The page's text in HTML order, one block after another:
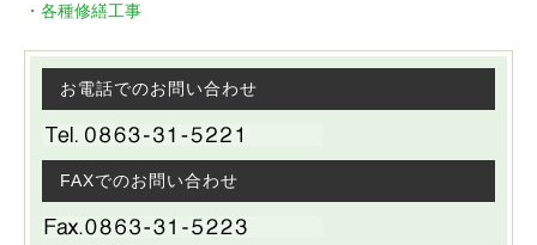
・各種修繕工事
お電話でのお問い合わせ
FAXでのお問い合わせ